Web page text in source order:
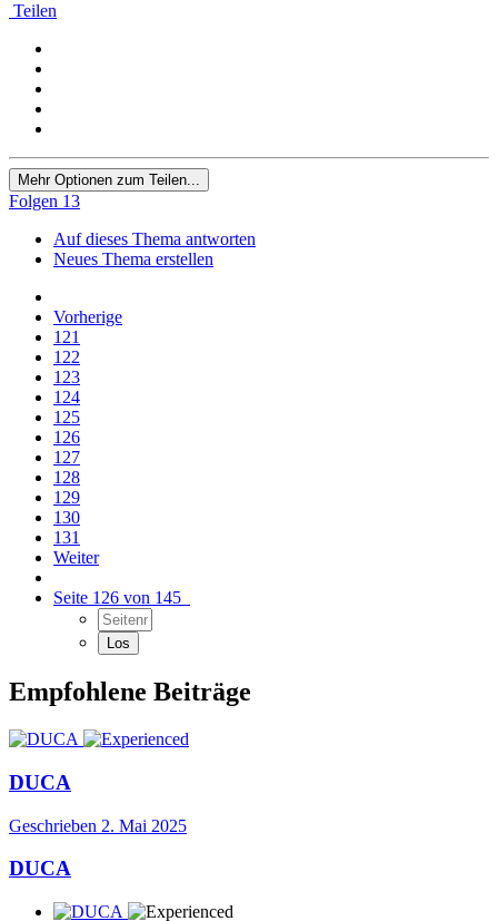
Teilen
Mehr Optionen zum Teilen...
Folgen 13
Auf dieses Thema antworten
Neues Thema erstellen
Vorherige
121
122
123
124
125
126
127
128
129
130
131
Weiter
Seite 126 von 145
Empfohlene Beiträge
DUCA
Geschrieben 2. Mai 2025
DUCA